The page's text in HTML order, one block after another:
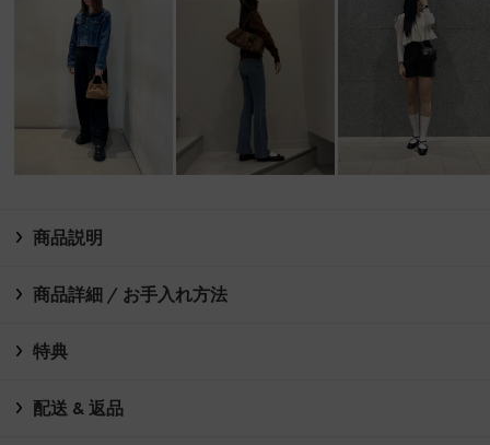
商品説明
商品詳細 / お手入れ方法
特典
配送 & 返品